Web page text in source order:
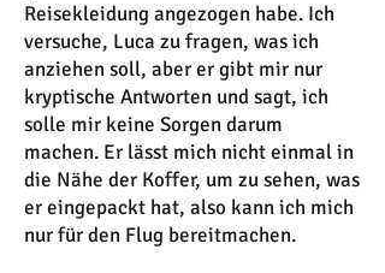
Reisekleidung angezogen habe. Ich
versuche, Luca zu fragen, was ich
anziehen soll, aber er gibt mir nur
kryptische Antworten und sagt, ich
solle mir keine Sorgen darum
machen. Er lässt mich nicht einmal in
die Nähe der Koffer, um zu sehen, was
er eingepackt hat, also kann ich mich
nur für den Flug bereitmachen.